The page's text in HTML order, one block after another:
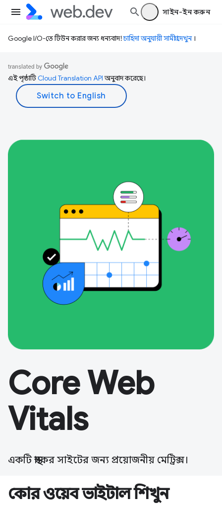
সাইন-ইন করুন
Google I/O-তে টিউন করার জন্য ধন্যবাদ!চাহিদা অনুযায়ী সামগ্রী দেখুন।
এই পৃষ্ঠাটিCloud Translation APIঅনুবাদ করেছে।
Core Web
Vitals
একটি স্বাস্থ্যকর সাইটের জন্য প্রয়োজনীয় মেট্রিক্স।
কোর ওয়েব ভাইটাল শিখুন